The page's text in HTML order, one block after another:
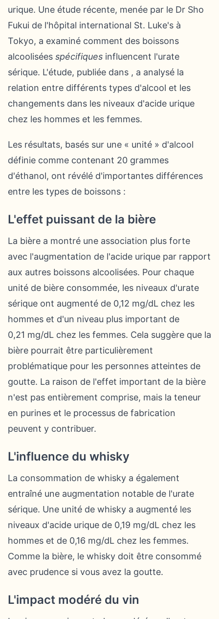
urique. Une étude récente, menée par le Dr Sho
Fukui de l'hôpital international St. Luke's à
Tokyo, a examiné comment des boissons
alcoolisées spécifiques influencent l'urate
sérique. L'étude, publiée dans , a analysé la
relation entre différents types d'alcool et les
changements dans les niveaux d'acide urique
chez les hommes et les femmes.
Les résultats, basés sur une « unité » d'alcool
définie comme contenant 20 grammes
d'éthanol, ont révélé d'importantes différences
entre les types de boissons :
L'effet puissant de la bière
La bière a montré une association plus forte
avec l'augmentation de l'acide urique par rapport
aux autres boissons alcoolisées. Pour chaque
unité de bière consommée, les niveaux d'urate
sérique ont augmenté de 0,12 mg/dL chez les
hommes et d'un niveau plus important de
0,21 mg/dL chez les femmes. Cela suggère que la
bière pourrait être particulièrement
problématique pour les personnes atteintes de
goutte. La raison de l'effet important de la bière
n'est pas entièrement comprise, mais la teneur
en purines et le processus de fabrication
peuvent y contribuer.
L'influence du whisky
La consommation de whisky a également
entraîné une augmentation notable de l'urate
sérique. Une unité de whisky a augmenté les
niveaux d'acide urique de 0,19 mg/dL chez les
hommes et de 0,16 mg/dL chez les femmes.
Comme la bière, le whisky doit être consommé
avec prudence si vous avez la goutte.
L'impact modéré du vin